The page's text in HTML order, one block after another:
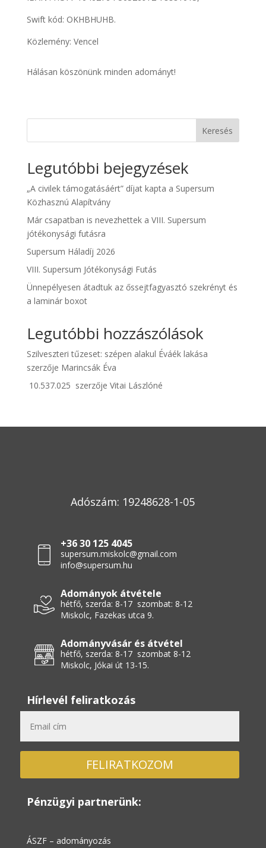
Swift kód: OKHBHUHB.
Közlemény: Vencel
Hálásan köszönünk minden adományt!
Keresés
Legutóbbi bejegyzések
„A civilek támogatásáért” díjat kapta a Supersum
Közhasznú Alapítvány
Már csapatban is nevezhettek a VIII. Supersum
jótékonysági futásra
Supersum Háladíj 2026
VIII. Supersum Jótékonysági Futás
Ünnepélyesen átadtuk az őssejtfagyasztó szekrényt és
a laminár boxot
Legutóbbi hozzászólások
Szilveszteri tűzeset: szépen alakul Éváék lakása
szerzője Marincsák Éva
10.537.025 szerzője Vitai Lászlóné
Adószám: 19248628-1-05
+36 30 125 4045
supersum.miskolc@gmail.com
info@supersum.hu
Adományok átvétele
hétfő, szerda: 8-17 szombat: 8-12
Miskolc, Fazekas utca 9.
Adományvásár és átvétel
hétfő, szerda: 8-17 szombat 8-12
Miskolc, Jókai út 13-15.
Hírlevél feliratkozás
FELIRATKOZOM
Pénzügyi partnerünk:
ÁSZF – adományozás